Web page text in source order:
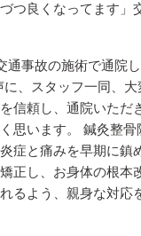
つ良くなってます」
通事故の施術で通院
、スタッフ一同、
信頼し、通院いただ
思います。 鍼灸整
症と痛みを早期に
正し、お身体の根本
るよう、親身な対応